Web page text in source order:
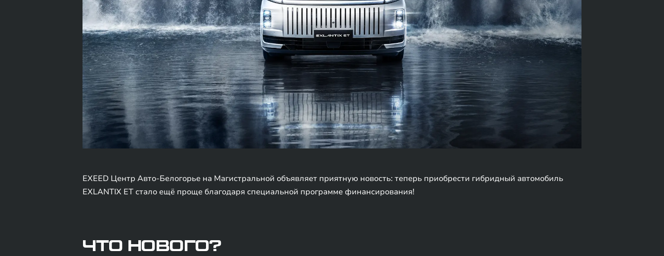
EXEED Центр Авто-Белогорье на Магистральной объявляет приятную новость: теперь приобрести гибридный автомобиль
EXLANTIX ET стало ещё проще благодаря специальной программе финансирования!
ЧТО НОВОГО?